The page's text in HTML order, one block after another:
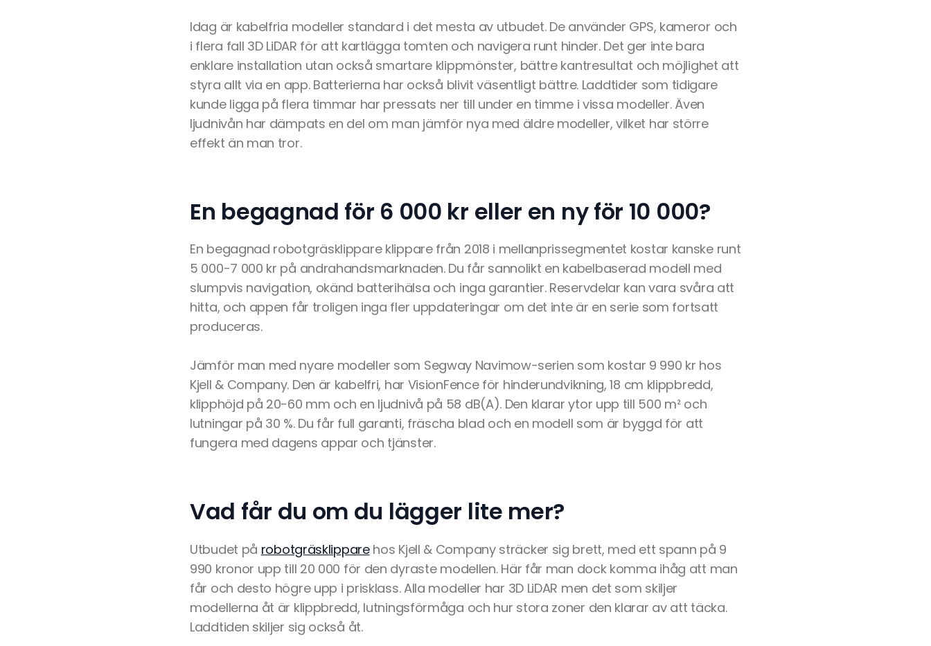
Idag är kabelfria modeller standard i det mesta av utbudet. De använder GPS, kameror och
i flera fall 3D LiDAR för att kartlägga tomten och navigera runt hinder. Det ger inte bara
enklare installation utan också smartare klippmönster, bättre kantresultat och möjlighet att
styra allt via en app. Batterierna har också blivit väsentligt bättre. Laddtider som tidigare
kunde ligga på flera timmar har pressats ner till under en timme i vissa modeller. Även
ljudnivån har dämpats en del om man jämför nya med äldre modeller, vilket har större
effekt än man tror.
En begagnad för 6 000 kr eller en ny för 10 000?
En begagnad robotgräsklippare klippare från 2018 i mellanprissegmentet kostar kanske runt
5 000-7 000 kr på andrahandsmarknaden. Du får sannolikt en kabelbaserad modell med
slumpvis navigation, okänd batterihälsa och inga garantier. Reservdelar kan vara svåra att
hitta, och appen får troligen inga fler uppdateringar om det inte är en serie som fortsatt
produceras.
Jämför man med nyare modeller som Segway Navimow-serien som kostar 9 990 kr hos
Kjell & Company. Den är kabelfri, har VisionFence för hinderundvikning, 18 cm klippbredd,
klipphöjd på 20-60 mm och en ljudnivå på 58 dB(A). Den klarar ytor upp till 500 m² och
lutningar på 30 %. Du får full garanti, fräscha blad och en modell som är byggd för att
fungera med dagens appar och tjänster.
Vad får du om du lägger lite mer?
Utbudet på robotgräsklipparehos Kjell & Company sträcker sig brett, med ett spann på 9
990 kronor upp till 20 000 för den dyraste modellen. Här får man dock komma ihåg att man
får och desto högre upp i prisklass. Alla modeller har 3D LiDAR men det som skiljer
modellerna åt är klippbredd, lutningsförmåga och hur stora zoner den klarar av att täcka.
Laddtiden skiljer sig också åt.